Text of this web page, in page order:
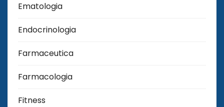
Ematologia
Endocrinologia
Farmaceutica
Farmacologia
Fitness